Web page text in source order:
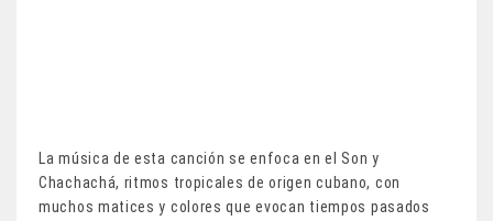
La música de esta canción se enfoca en el Son y
Chachachá, ritmos tropicales de origen cubano, con
muchos matices y colores que evocan tiempos pasados